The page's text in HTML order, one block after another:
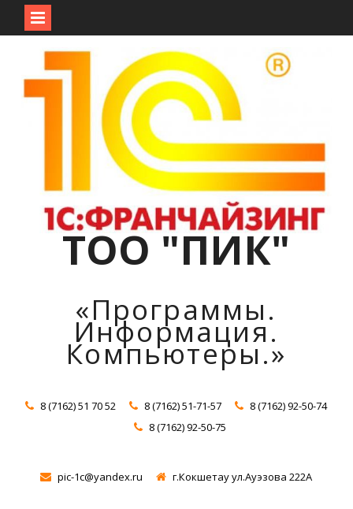
содержимому
ТОО "ПИК"
«Программы.
Информация.
Компьютеры.»
8 (7162) 51 70 52 8 (7162) 51-71-57
8 (7162) 92-50-74
8 (7162) 92-50-75
pic-1c@yandex.ru г.Кокшетау ул.Ауэзова 222А